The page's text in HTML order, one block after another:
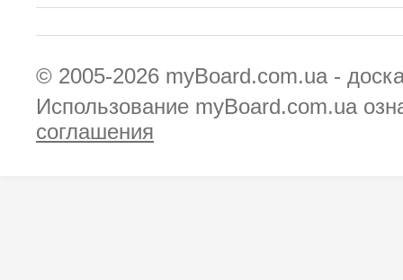
© 2005-2026 myBoard.com.ua -
Использование myBoard.com.ua
соглашения